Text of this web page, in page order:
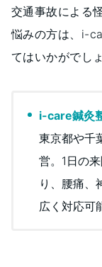
交通事故による
悩みの方は、i-
てはいかがでし
i-care鍼灸
東京都や千
営。1日の
り、腰痛、
広く対応可